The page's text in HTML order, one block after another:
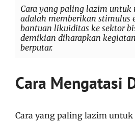
Cara yang paling lazim untuk
adalah memberikan stimulus
bantuan likuiditas ke sektor
demikian diharapkan
berputar.
Cara Mengatasi
Cara yang paling lazim